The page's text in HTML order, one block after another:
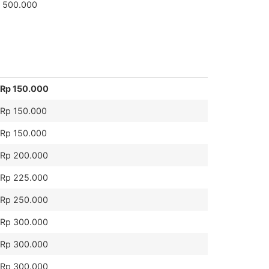
500.000
Rp 150.000
Rp 150.000
Rp 150.000
Rp 200.000
Rp 225.000
Rp 250.000
Rp 300.000
Rp 300.000
Rp 300.000